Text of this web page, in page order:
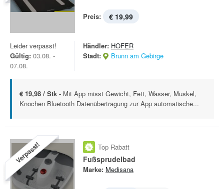
Preis: € 19,99
Leider verpasst!
Gültig: 03.08. -
07.08.
Händler: HOFER
Stadt:
Brunn am Gebirge
€ 19,98 / Stk - Mit App misst Gewicht, Fett, Wasser, Muskel,
Knochen Bluetooth Datenübertragung zur App automatische...
Verpasst! Top Rabatt
Fußsprudelbad
Marke: Medisana